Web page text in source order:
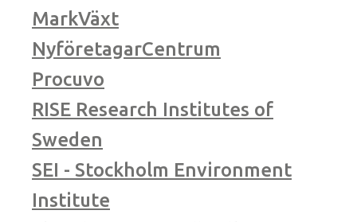
MarkVäxt
NyföretagarCentrum
Procuvo
RISE Research Institutes of
Sweden
SEI - Stockholm Environment
Institute